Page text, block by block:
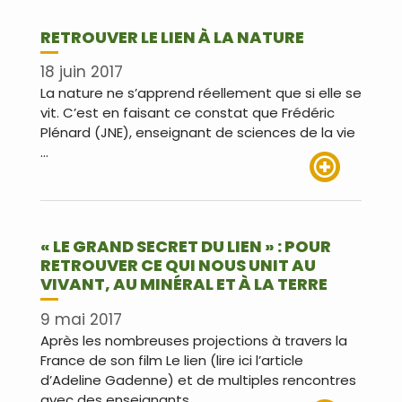
RETROUVER LE LIEN À LA NATURE
18 juin 2017
La nature ne s’apprend réellement que si elle se
vit. C’est en faisant ce constat que Frédéric
Plénard (JNE), enseignant de sciences de la vie
…
« LE GRAND SECRET DU LIEN » : POUR
RETROUVER CE QUI NOUS UNIT AU
VIVANT, AU MINÉRAL ET À LA TERRE
9 mai 2017
Après les nombreuses projections à travers la
France de son film Le lien (lire ici l’article
d’Adeline Gadenne) et de multiples rencontres